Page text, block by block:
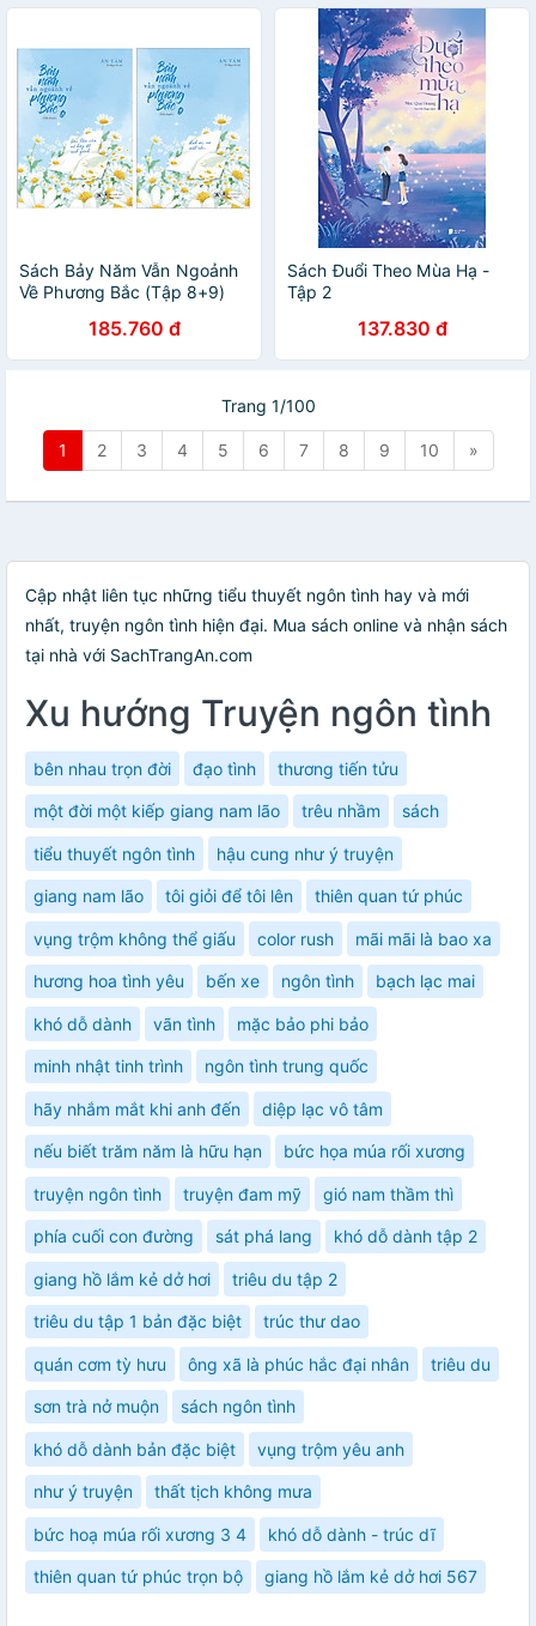
Sách Bảy Năm Vẫn Ngoảnh
Về Phương Bắc (Tập 8+9)
185.760 đ
Sách Đuổi Theo Mùa Hạ -
Tập 2
137.830 đ
Trang 1/100
1 2 3 4 5 6 7 8 9 10 »
Cập nhật liên tục những tiểu thuyết ngôn tình hay và mới
nhất, truyện ngôn tình hiện đại. Mua sách online và nhận sách
tại nhà với SachTrangAn.com
Xu hướng Truyện ngôn tình
bên nhau trọn đời đạo tình thương tiến tửu
một đời một kiếp giang nam lão trêu nhầm sách
tiểu thuyết ngôn tình hậu cung như ý truyện
giang nam lão tôi giỏi để tôi lên thiên quan tứ phúc
vụng trộm không thể giấu color rush mãi mãi là bao xa
hương hoa tình yêu bến xe ngôn tình bạch lạc mai
khó dỗ dành vãn tình mặc bảo phi bảo
minh nhật tinh trình ngôn tình trung quốc
hãy nhắm mắt khi anh đến diệp lạc vô tâm
nếu biết trăm năm là hữu hạn bức họa múa rối xương
truyện ngôn tình truyện đam mỹ gió nam thầm thì
phía cuối con đường sát phá lang khó dỗ dành tập 2
giang hồ lắm kẻ dở hơi triêu du tập 2
triêu du tập 1 bản đặc biệt trúc thư dao
quán cơm tỳ hưu ông xã là phúc hắc đại nhân triêu du
sơn trà nở muộn sách ngôn tình
khó dỗ dành bản đặc biệt vụng trộm yêu anh
như ý truyện thất tịch không mưa
bức hoạ múa rối xương 3 4 khó dỗ dành - trúc dĩ
thiên quan tứ phúc trọn bộ giang hồ lắm kẻ dở hơi 567